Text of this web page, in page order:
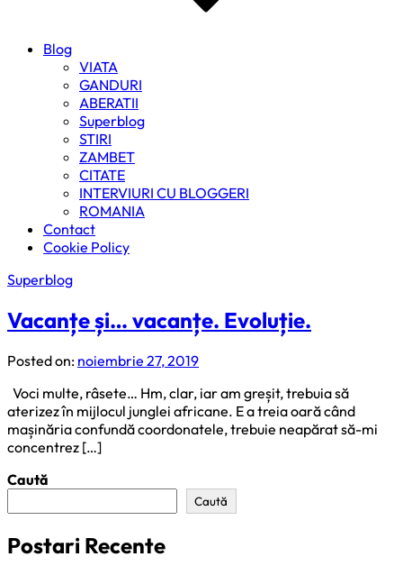
Blog
VIATA
GANDURI
ABERATII
Superblog
STIRI
ZAMBET
CITATE
INTERVIURI CU BLOGGERI
ROMANIA
Contact
Cookie Policy
Superblog
Vacanțe și… vacanțe. Evoluție.
Posted on: noiembrie 27, 2019
Voci multe, râsete… Hm, clar, iar am greșit, trebuia să
aterizez în mijlocul junglei africane. E a treia oară când
mașinăria confundă coordonatele, trebuie neapărat să-mi
concentrez […]
Caută
Caută
Postari Recente